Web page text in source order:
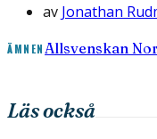
av Jonathan
ÄMNEN Allsvenskan
Läs också